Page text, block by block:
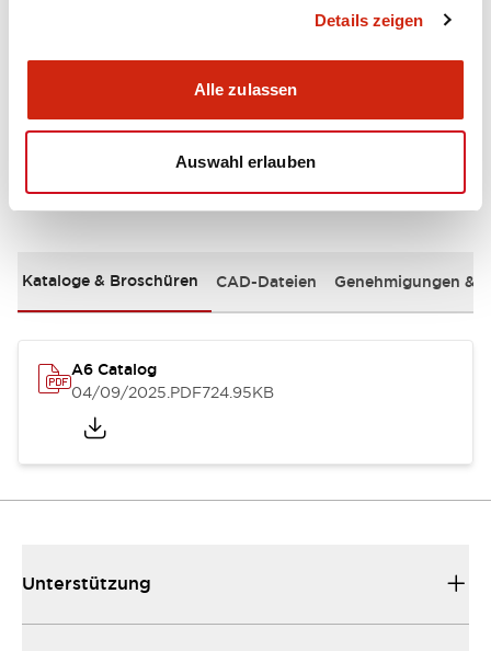
Details zeigen
Alle zulassen
Auswahl erlauben
Dokumente und Dateien
Kataloge & Broschüren CAD-Dateien Genehmigungen &
A6 Catalog
04/09/2025.PDF724.95KB
Unterstützung